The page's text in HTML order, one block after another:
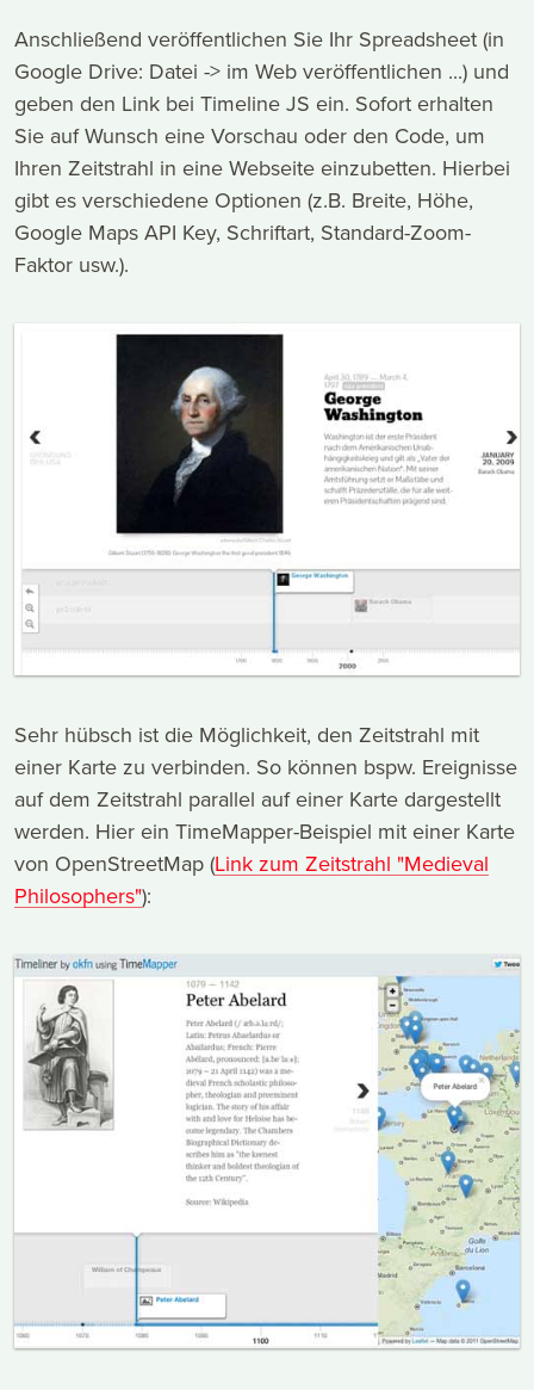
Anschließend veröffentlichen Sie Ihr Spreadsheet (in
Google Drive: Datei -> im Web veröffentlichen ...) und
geben den Link bei Timeline JS ein. Sofort erhalten
Sie auf Wunsch eine Vorschau oder den Code, um
Ihren Zeitstrahl in eine Webseite einzubetten. Hierbei
gibt es verschiedene Optionen (z.B. Breite, Höhe,
Google Maps API Key, Schriftart, Standard-Zoom-
Faktor usw.).
Sehr hübsch ist die Möglichkeit, den Zeitstrahl mit
einer Karte zu verbinden. So können bspw. Ereignisse
auf dem Zeitstrahl parallel auf einer Karte dargestellt
werden. Hier ein TimeMapper-Beispiel mit einer Karte
von OpenStreetMap (Link zum Zeitstrahl "Medieval
Philosophers"):